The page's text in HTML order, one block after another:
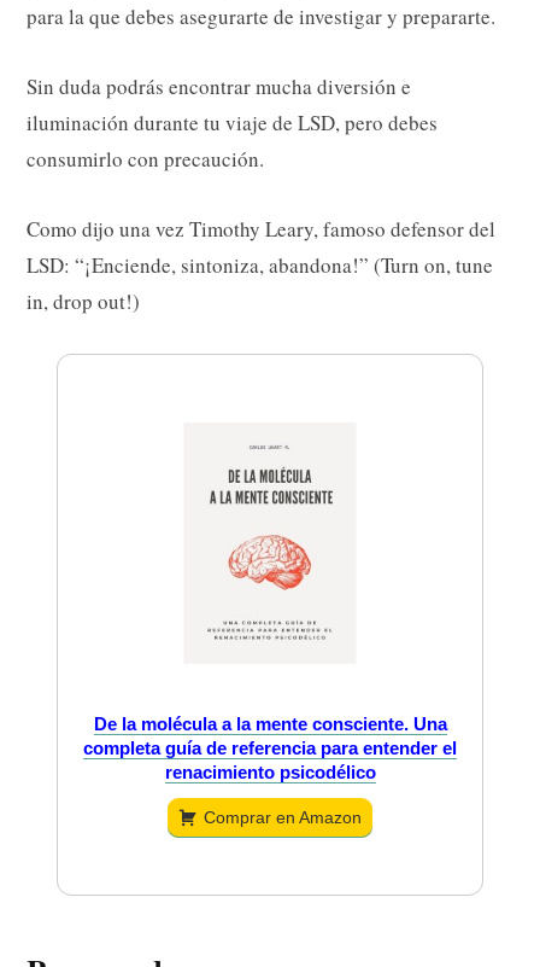
para la que debes asegurarte de investigar y prepararte.
Sin duda podrás encontrar mucha diversión e
iluminación durante tu viaje de LSD, pero debes
consumirlo con precaución.
Como dijo una vez Timothy Leary, famoso defensor del
LSD: “¡Enciende, sintoniza, abandona!” (Turn on, tune
in, drop out!)
De la molécula a la mente consciente. Una
completa guía de referencia para entender el
renacimiento psicodélico
Comprar en Amazon